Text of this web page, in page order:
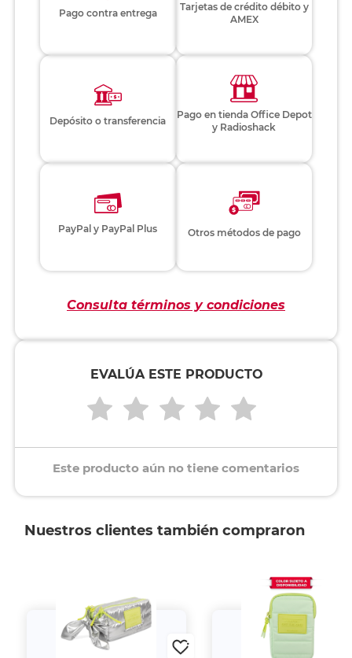
Pago contra entrega
Tarjetas de crédito débito y
AMEX
Depósito o transferencia
Pago en tienda Office Depot
y Radioshack
PayPal y PayPal Plus Otros métodos de pago
Consulta términos y condiciones
EVALÚA ESTE PRODUCTO
Este producto aún no tiene comentarios
Nuestros clientes también compraron